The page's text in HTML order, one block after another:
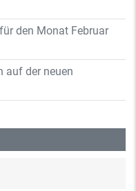
den Monat Februar
auf der neuen